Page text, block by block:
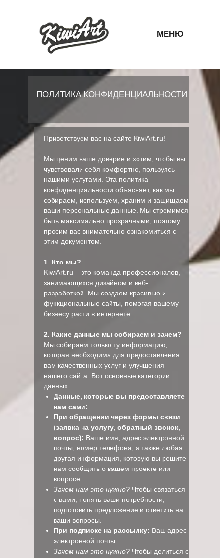
МЕНЮ
ПОЛИТИКА КОНФИДЕНЦИАЛЬНОСТИ
Приветствуем вас на сайте KiwiArt.ru!
Мы ценим ваше доверие и хотим, чтобы вы
чувствовали себя комфортно, пользуясь
нашими услугами. Эта политика
конфиденциальности объясняет, как мы
собираем, используем, храним и защищаем
ваши персональные данные. Мы стремимся
быть максимально прозрачными, поэтому
просим вас внимательно ознакомиться с
этим документом.
1. Кто мы?
KiwiArt.ru – это команда профессионалов,
занимающихся дизайном и веб-
разработкой. Мы создаем красивые и
функциональные сайты, помогая вашему
бизнесу расти в интернете.
2. Какие данные мы собираем и зачем?
Мы собираем только ту информацию,
которая необходима для предоставления
вам качественных услуг и улучшения
нашего сайта. Вот основные категории
данных:
Данные, которые вы предоставляете
нам сами:
При обращении через формы связи
(заявка на услугу, обратный звонок,
вопрос): Ваше имя, адрес электронной
почты, номер телефона, а также любая
другая информация, которую вы решите
нам сообщить о вашем проекте или
вопросе.
Зачем нам это нужно? Чтобы связаться
с вами, понять ваши потребности,
подготовить предложение и ответить на
ваши вопросы.
При подписке на рассылку: Ваш адрес
электронной почты.
Зачем нам это нужно? Чтобы делиться с